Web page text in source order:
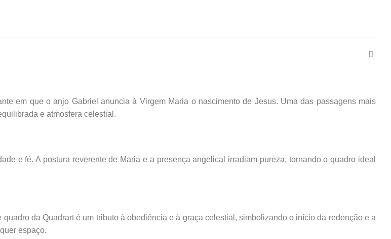
em que o anjo Gabriel anuncia à Virgem Maria o nascimento de Jesus. Uma das passagens mais
e atmosfera celestial.
e fé. A postura reverente de Maria e a presença angelical irradiam pureza, tornando o quadro ideal
da Quadrart é um tributo à obediência e à graça celestial, simbolizando o início da redenção e a
espaço.